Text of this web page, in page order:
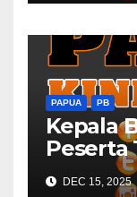
PAPUA PB
Kepala
Peserta
II DEC 15, 2025